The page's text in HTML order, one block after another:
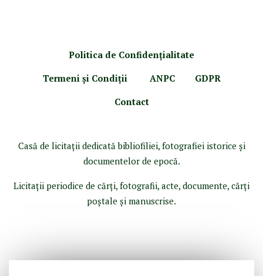
Politica de Confidenţialitate
Termeni şi Condiţii
ANPC
GDPR
Contact
Casă de licitaţii dedicată bibliofiliei, fotografiei istorice şi
documentelor de epocă.
Licitaţii periodice de cărţi, fotografii, acte, documente, cărţi
poştale şi manuscrise.